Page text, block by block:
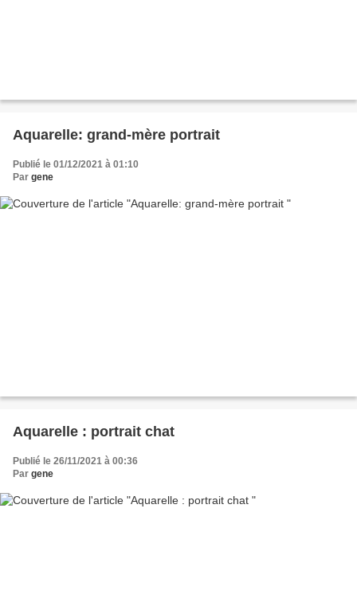
Aquarelle: grand-mère portrait
Publié le 01/12/2021 à 01:10
Par gene
Aquarelle : portrait chat
Publié le 26/11/2021 à 00:36
Par gene